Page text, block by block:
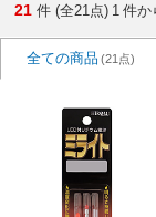
21 件 (全21点) 1 件か
全ての商品 (21点)